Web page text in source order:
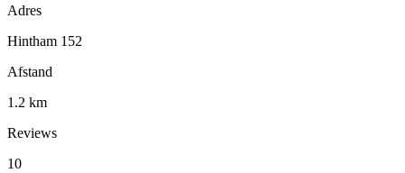
Adres
Hintham 152
Afstand
1.2 km
Reviews
10